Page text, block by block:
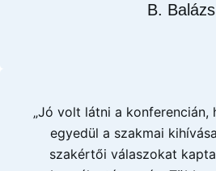
B. Balázs
„Jó volt látni a konferencián,
egyedül a szakmai
szakértői válaszokat